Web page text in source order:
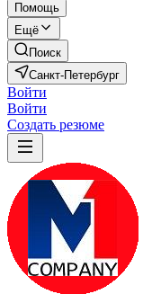
Помощь
Ещё
Поиск
Санкт-Петербург
Войти
Войти
Создать резюме